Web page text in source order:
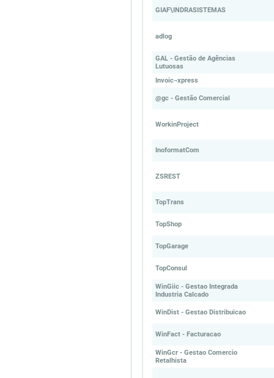
GIAF\INDRASISTEMAS
adlog
GAL - Gestão de Agências
Lutuosas
Invoic¬xpress
@gc - Gestão Comercial
WorkinProject
InoformatCom
ZSREST
TopTrans
TopShop
TopGarage
TopConsul
WinGiic - Gestao Integrada
Industria Calcado
WinDist - Gestao Distribuicao
WinFact - Facturacao
WinGcr - Gestao Comercio
Retalhista